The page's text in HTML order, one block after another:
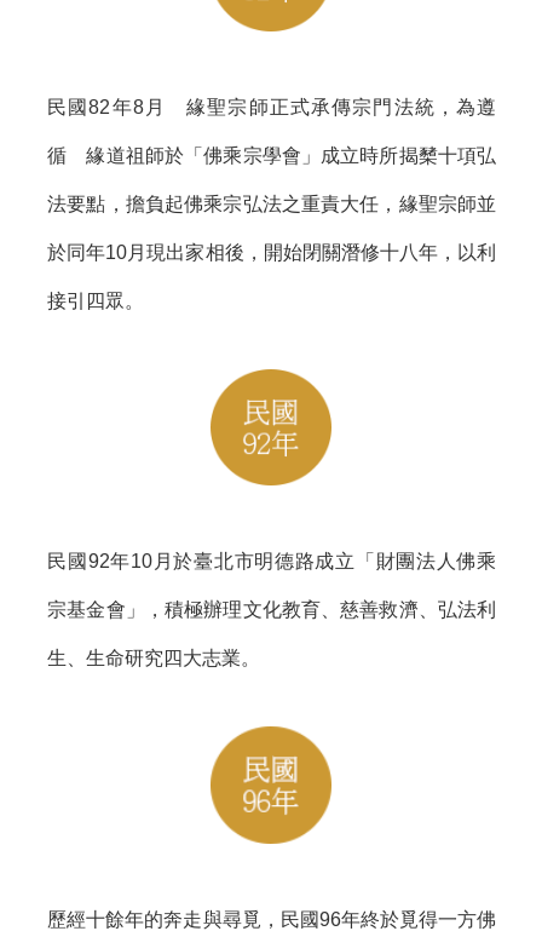
民國82年8月 緣聖宗師正式承傳宗門法統，為遵
循 緣道祖師於「佛乘宗學會」成立時所揭櫫十項弘
法要點，擔負起佛乘宗弘法之重責大任，緣聖宗師並
於同年10月現出家相後，開始閉關潛修十八年，以利
接引四眾。
民國92年10月於臺北市明德路成立「財團法人佛乘
宗基金會」，積極辦理文化教育、慈善救濟、弘法利
生、生命研究四大志業。
歷經十餘年的奔走與尋覓，民國96年終於覓得一方佛